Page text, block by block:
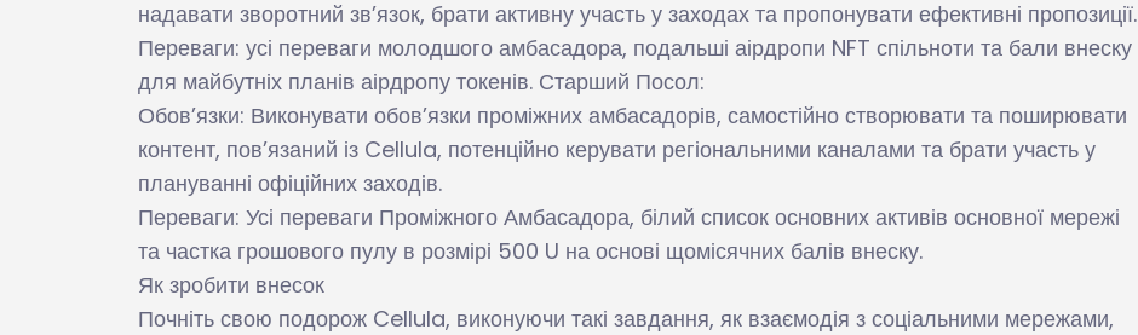
надавати зворотний зв’язок, брати активну участь у заходах та пропонувати ефективні пропозиції.
Переваги: усі переваги молодшого амбасадора, подальші аірдропи NFT спільноти та бали внеску
для майбутніх планів аірдропу токенів. Старший Посол:
Обов’язки: Виконувати обов’язки проміжних амбасадорів, самостійно створювати та поширювати
контент, пов’язаний із Cellula, потенційно керувати регіональними каналами та брати участь у
плануванні офіційних заходів.
Переваги: Усі переваги Проміжного Амбасадора, білий список основних активів основної мережі
та частка грошового пулу в розмірі 500 U на основі щомісячних балів внеску.
Як зробити внесок
Почніть свою подорож Cellula, виконуючи такі завдання, як взаємодія з соціальними мережами,